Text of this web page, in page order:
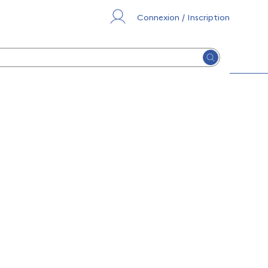
Connexion / Inscription
Lancer la